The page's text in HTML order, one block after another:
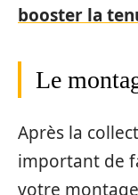
booster la
Le
Après la
important de
votre